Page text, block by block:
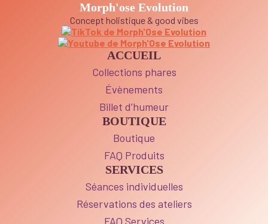
Morph'ose Evolution
Concept holistique & good vibes
ACCUEIL
Collections phares
Évènements
Billet d’humeur
BOUTIQUE
Boutique
FAQ Produits
SERVICES
Séances individuelles
Réservations des ateliers
FAQ Services